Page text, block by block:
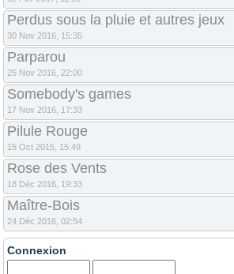
Perdus sous la pluie et autres jeux
30 Nov 2016, 15:35
Parparou
25 Nov 2016, 22:00
Somebody's games
17 Nov 2016, 17:33
Pilule Rouge
15 Oct 2015, 15:49
Rose des Vents
18 Déc 2016, 19:33
Maître-Bois
24 Déc 2016, 02:54
Connexion